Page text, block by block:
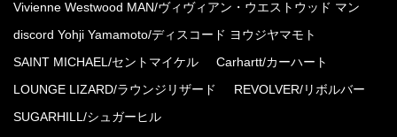
Vivienne Westwood MAN/ヴィヴィアン・ウエストウッド マン
discord Yohji Yamamoto/ディスコード ヨウジヤマモト
SAINT MICHAEL/セントマイケル Carhartt/カーハート
LOUNGE LIZARD/ラウンジリザード REVOLVER/リボルバー
SUGARHILL/シュガーヒル